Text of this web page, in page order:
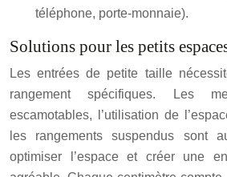
téléphone, porte-monnaie).
Solutions pour les petits
Les entrées de petite taille
rangement spécifiques. Les
escamotables, l’utilisation de
les rangements suspendus sont
optimiser l’espace et créer une